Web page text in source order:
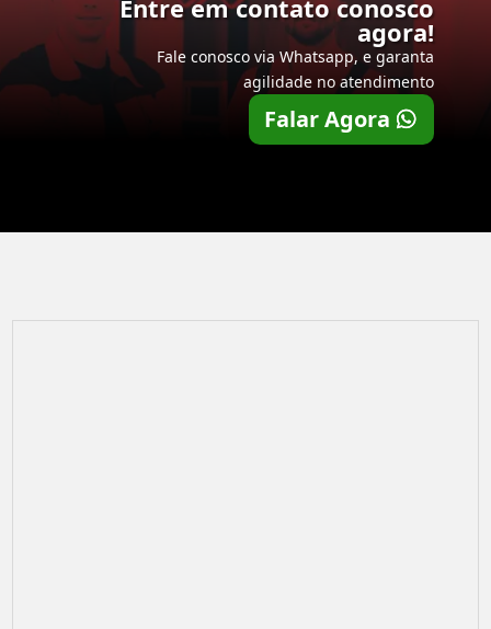
Entre em contato conosco
agora!
Fale conosco via Whatsapp, e garanta
agilidade no atendimento
Falar Agora